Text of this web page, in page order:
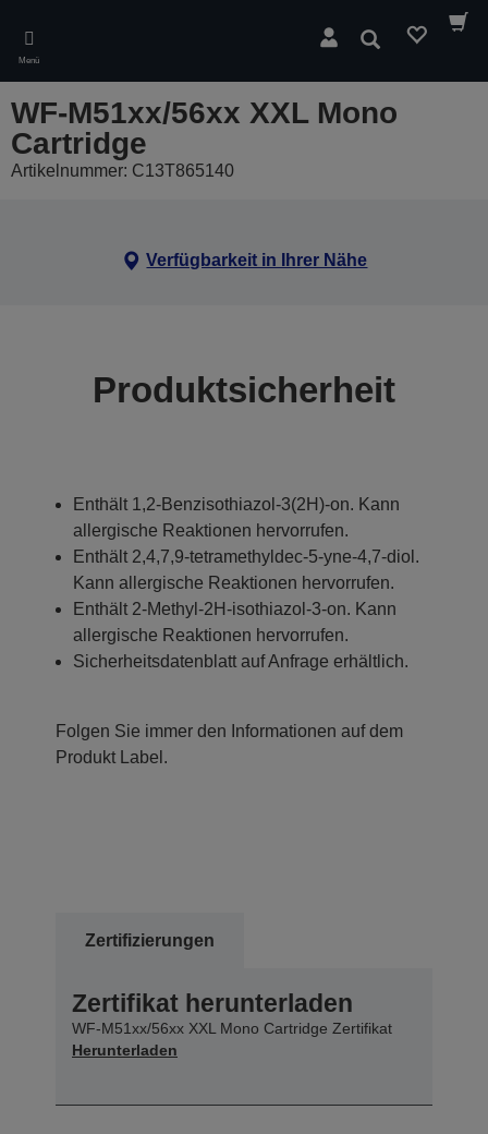
main
content
Menü
Suchen
WF-M51xx/56xx XXL Mono
Cartridge
Artikelnummer: C13T865140
Verfügbarkeit in Ihrer Nähe
Produktsicherheit
Enthält 1,2-Benzisothiazol-3(2H)-on. Kann
allergische Reaktionen hervorrufen.
Enthält 2,4,7,9-tetramethyldec-5-yne-4,7-diol.
Kann allergische Reaktionen hervorrufen.
Enthält 2-Methyl-2H-isothiazol-3-on. Kann
allergische Reaktionen hervorrufen.
Sicherheitsdatenblatt auf Anfrage erhältlich.
Folgen Sie immer den Informationen auf dem
Produkt Label.
Zertifizierungen
Zertifikat herunterladen
WF-M51xx/56xx XXL Mono Cartridge Zertifikat
Herunterladen